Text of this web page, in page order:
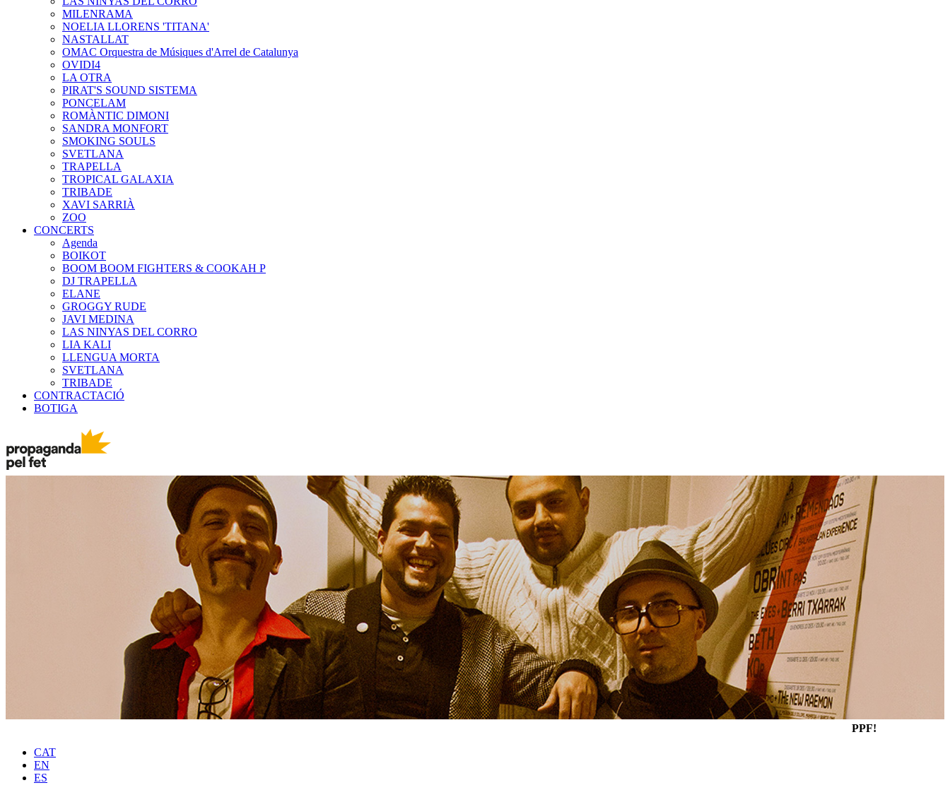
MILENRAMA
NOELIA LLORENS 'TITANA'
NASTALLAT
OMAC Orquestra de Músiques d'Arrel de Catalunya
OVIDI4
LA OTRA
PIRAT'S SOUND SISTEMA
PONCELAM
ROMÀNTIC DIMONI
SANDRA MONFORT
SMOKING SOULS
SVETLANA
TRAPELLA
TROPICAL GALAXIA
TRIBADE
XAVI SARRIÀ
ZOO
CONCERTS
Agenda
BOIKOT
BOOM BOOM FIGHTERS & COOKAH P
DJ TRAPELLA
ELANE
GROGGY RUDE
JAVI MEDINA
LAS NINYAS DEL CORRO
LIA KALI
LLENGUA MORTA
SVETLANA
TRIBADE
CONTRACTACIÓ
BOTIGA
PPF!
CAT
EN
ES